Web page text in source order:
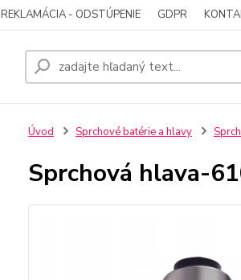
REKLAMÁCIA - ODSTÚPENIE GDPR
Úvod Sprchové batérie a hlavy
Sprchová hlava-